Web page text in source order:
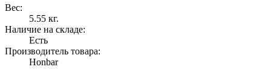
Вес:
5.55 кг.
Наличие на складе:
Есть
Производитель товара:
Honbar